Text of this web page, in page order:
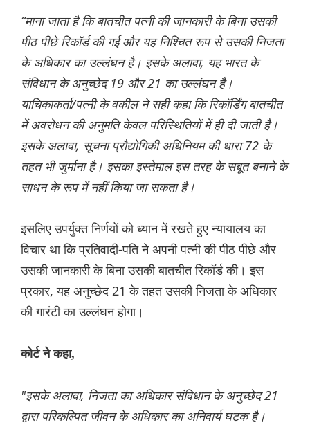
“माना जाता है कि बातचीत पत्नी की जानकारी के बिना उसकी
पीठ पीछे रिकॉर्ड की गई और यह निश्चित रूप से उसकी निजता
के अधिकार का उल्लंघन है। इसके अलावा, यह भारत के
संविधान के अनुच्छेद 19 और 21 का उल्लंघन है।
याचिकाकर्ता/पत्नी के वकील ने सही कहा कि रिकॉर्डिंग बातचीत
में अवरोधन की अनुमति केवल परिस्थितियों में ही दी जाती है।
इसके अलावा, सूचना प्रौद्योगिकी अधिनियम की धारा 72 के
तहत भी जुर्माना है। इसका इस्तेमाल इस तरह के सबूत बनाने के
साधन के रूप में नहीं किया जा सकता है।
इसलिए उपर्युक्त निर्णयों को ध्यान में रखते हुए न्यायालय का
विचार था कि प्रतिवादी-पति ने अपनी पत्नी की पीठ पीछे और
उसकी जानकारी के बिना उसकी बातचीत रिकॉर्ड की। इस
प्रकार, यह अनुच्छेद 21 के तहत उसकी निजता के अधिकार
की गारंटी का उल्लंघन होगा।
कोर्ट ने कहा,
"इसके अलावा, निजता का अधिकार संविधान के अनुच्छेद 21
द्वारा परिकल्पित जीवन के अधिकार का अनिवार्य घटक है।